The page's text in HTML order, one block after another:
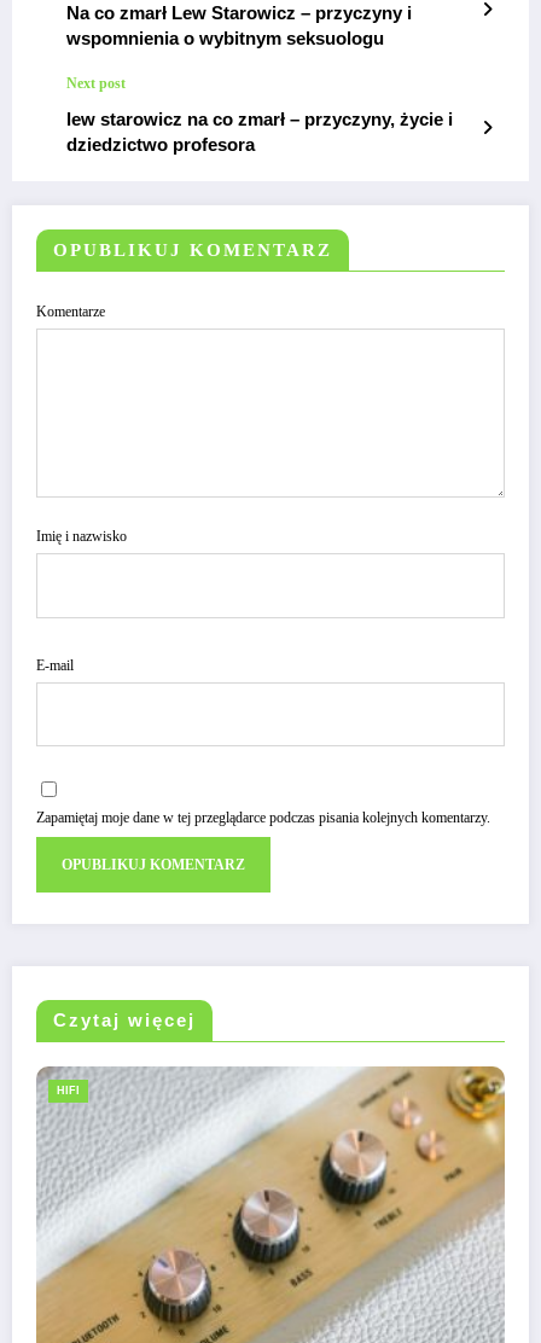
Na co zmarł Lew Starowicz – przyczyny i
wspomnienia o wybitnym seksuologu
Next post
lew starowicz na co zmarł – przyczyny, życie i
dziedzictwo profesora
OPUBLIKUJ KOMENTARZ
Komentarze
Imię i nazwisko
E-mail
Zapamiętaj moje dane w tej przeglądarce podczas pisania kolejnych komentarzy.
Czytaj więcej
HIFI